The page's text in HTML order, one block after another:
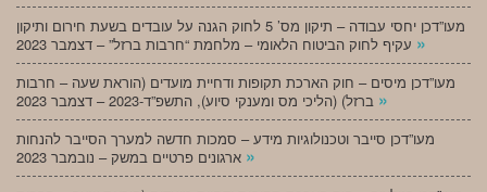
מעו”דכן יחסי עבודה – תיקון מס’ 5 לחוק הגנה על עובדים בשעת חירום ותיקון
»
מעו”דכן מיסים – חוק הארכת תקופות ודחיית מועדים (הוראת שעה – חרבות
»
מעו”דכן סייבר וטכנולוגיות מידע – סמכות חדשה למערך הסייבר להנחות
»